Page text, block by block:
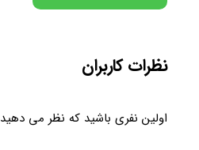
نظرات کاربران
اولین نفری باشید که نظر می دهید